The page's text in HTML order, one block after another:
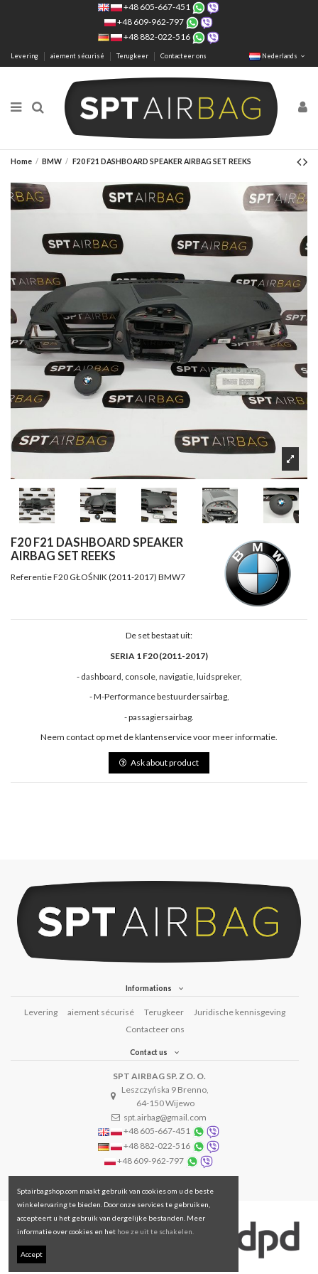
+48 605-667-451
+48 609-962-797
+48 882-022-516
Levering aiement sécurisé Terugkeer Contacteer ons Nederlands
Home BMW F20 F21 DASHBOARD SPEAKER AIRBAG SET REEKS
F20 F21 DASHBOARD SPEAKER
AIRBAG SET REEKS
ReferentieF20 GŁOŚNIK (2011-2017) BMW7
De set bestaat uit:
SERIA 1 F20 (2011-2017)
- dashboard, console, navigatie, luidspreker,
- M-Performance bestuurdersairbag,
- passagiersairbag.
Neem contact op met de klantenservice voor meer informatie.
Ask about product
Informations
Levering aiement sécurisé Terugkeer
Juridische kennisgeving
Contacteer ons
Contact us
SPT AIRBAG SP. Z O. O.
Leszczyńska 9 Brenno,
64-150 Wijewo
spt.airbag@gmail.com
+48 605-667-451
+48 882-022-516
+48 609-962-797
Sptairbagshop.com maakt gebruik van cookies om u de beste
winkelervaring te bieden. Door onze services te gebruiken,
accepteert u het gebruik van dergelijke bestanden. Meer
informatie over cookies en het hoe ze uit te schakelen.
Accept